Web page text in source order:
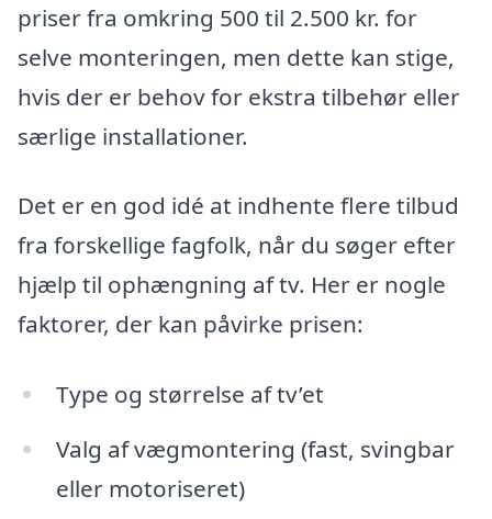
priser fra omkring 500 til 2.500 kr. for
selve monteringen, men dette kan stige,
hvis der er behov for ekstra tilbehør eller
særlige installationer.
Det er en god idé at indhente flere tilbud
fra forskellige fagfolk, når du søger efter
hjælp til ophængning af tv. Her er nogle
faktorer, der kan påvirke prisen:
Type og størrelse af tv’et
Valg af vægmontering (fast, svingbar
eller motoriseret)